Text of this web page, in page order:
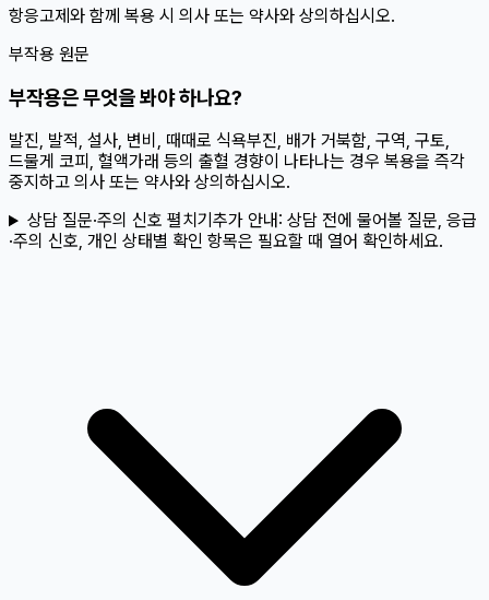
항응고제와 함께 복용 시 의사 또는 약사와 상의하십시오.
부작용 원문
부작용은 무엇을 봐야 하나요?
발진, 발적, 설사, 변비, 때때로 식욕부진, 배가 거북함, 구역, 구토,
드물게 코피, 혈액가래 등의 출혈 경향이 나타나는 경우 복용을 즉각
중지하고 의사 또는 약사와 상의하십시오.
상담 질문·주의 신호 펼치기 추가 안내: 상담 전에 물어볼 질문, 응급
·주의 신호, 개인 상태별 확인 항목은 필요할 때 열어 확인하세요.